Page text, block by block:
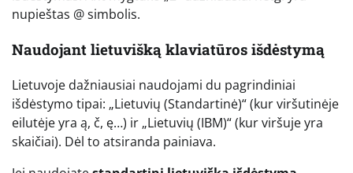
nupieštas @ simbolis.
Naudojant lietuvišką klaviatūros išdėstymą
Lietuvoje dažniausiai naudojami du pagrindiniai
išdėstymo tipai: „Lietuvių (Standartinė)“ (kur viršutinėje
eilutėje yra ą, č, ę…) ir „Lietuvių (IBM)“ (kur viršuje yra
skaičiai). Dėl to atsiranda painiava.